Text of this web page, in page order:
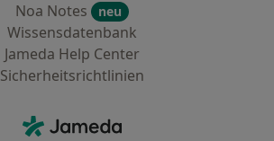
Noa Notes
neu
Wissensdatenbank
Jameda Help Center
Sicherheitsrichtlinien
Jameda - Startseite